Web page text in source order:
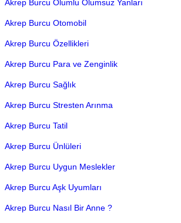
Akrep Burcu Olumlu Olumsuz Yanları
Akrep Burcu Otomobil
Akrep Burcu Özellikleri
Akrep Burcu Para ve Zenginlik
Akrep Burcu Sağlık
Akrep Burcu Stresten Arınma
Akrep Burcu Tatil
Akrep Burcu Ünlüleri
Akrep Burcu Uygun Meslekler
Akrep Burcu Aşk Uyumları
Akrep Burcu Nasıl Bir Anne ?